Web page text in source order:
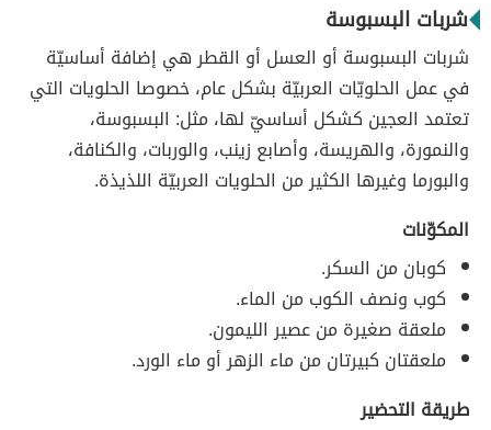
شربات البسبوسة
شربات البسبوسة أو العسل أو القطر هي إضافة أساسيّة
في عمل الحلويّات العربيّة بشكل عام، خصوصا الحلويات التي
تعتمد العجين كشكل أساسيّ لها، مثل: البسبوسة،
والنمورة، والهريسة، وأصابع زينب، والوربات، والكنافة،
والبورما وغيرها الكثير من الحلويات العربيّة اللذيذة.
المكوّنات
كوبان من السكر.
كوب ونصف الكوب من الماء.
ملعقة صغيرة من عصير الليمون.
ملعقتان كبيرتان من ماء الزهر أو ماء الورد.
طريقة التحضير